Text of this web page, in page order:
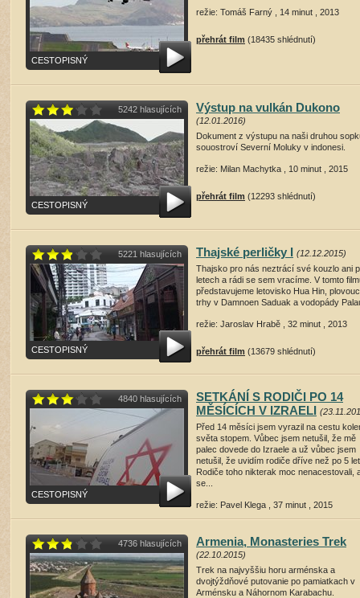
CESTOPISNÝ
režie: Tomáš Farný , 14 minut , 2013
přehrát film (18435 shlédnutí)
5242 hlasujících
CESTOPISNÝ
Výstup na vulkán Dukono
(12.01.2016)
Dokument z výstupu na naši druhou
souostroví Severní Moluky v indonesi.
režie: Milan Machytka , 10 minut , 2015
přehrát film (12293 shlédnutí)
5221 hlasujících
CESTOPISNÝ
Thajské perličky I (12.12.2015)
Thajsko pro nás neztrácí své kouzlo ani
letech a rádi se sem vracíme. V tomto
představujeme letovisko Hua Hin,
trhy v Damnoen Saduak a vodopády
režie: Jaroslav Hrabě , 32 minut , 2013
přehrát film (13679 shlédnutí)
4840 hlasujících
CESTOPISNÝ
SETKÁNÍ S RODIČI PO 14
MĚSÍCÍCH V IZRAELI
Před 14 měsíci jsem vyrazil na cestu
světa stopem. Vůbec jsem netušil, že mě
palec dovede do Izraele a už vůbec jsem
netušil, že uvidím rodiče dříve než po 5
Rodiče toho nikterak moc nenacestovali,
se...
režie: Pavel Klega , 37 minut , 2015
4736 hlasujících
Armenia, Monasteries Trek
(22.10.2015)
Trek na najvyššiu horu arménska a
dvojtýždňové putovanie po pamiatkach v
Arménsku a Náhornom Karabachu.